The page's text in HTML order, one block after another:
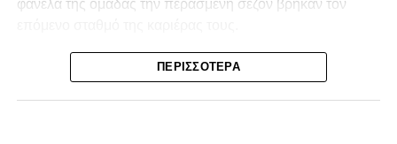
φανέλα της ομάδας την περασμένη σεζόν βρήκαν τον
Ο λόγος για τον Βασίλη Τρούμπουλο και τον Χρυσόστομο
Στάγκο, οι οποίοι θα συνεχίσουν μαζί την ποδοσφαιρική
ΠΕΡΙΣΣΌΤΕΡΑ